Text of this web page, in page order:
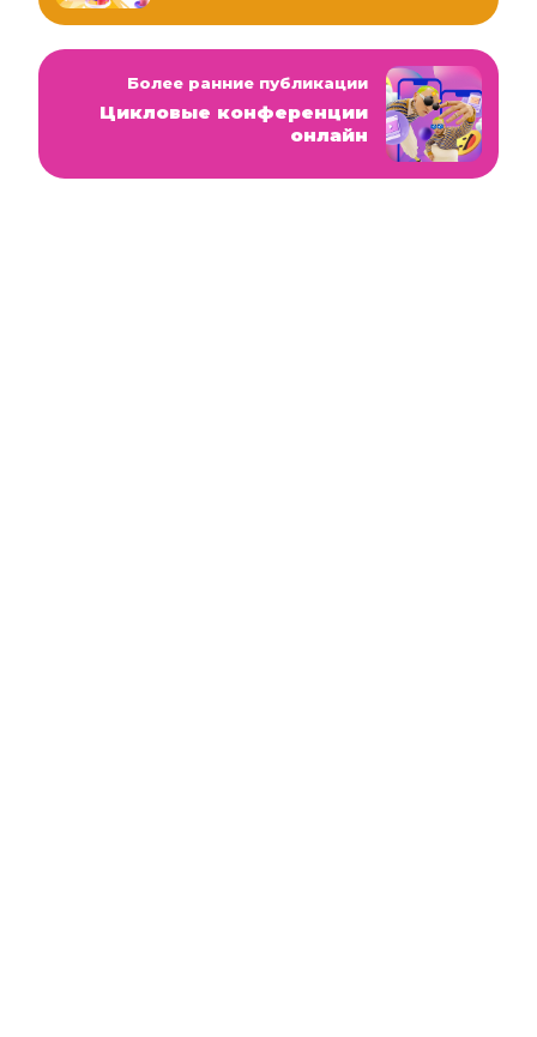
Более ранние публикации
Цикловые конференции
онлайн